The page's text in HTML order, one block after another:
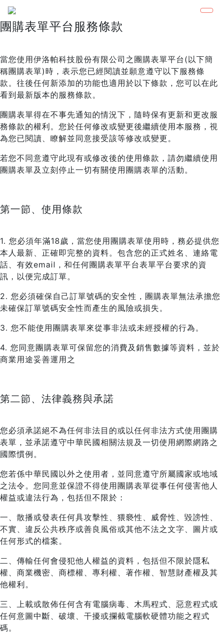
團購表單平台服務條款
當您使用伊洛帕科技股份有限公司之團購表單平台(以下簡
稱團購表單)時，表示您已經閱讀並願意遵守以下服務條
款。往後任何新添加的功能也適用於以下條款，您可以在此
看到最新版本的服務條款。
團購表單得在不事先通知的情況下，隨時保有更新和更改服
務條款的權利。您於任何修改或變更後繼續使用本服務，視
為您已閱讀、瞭解並同意接受該等修改或變更。
若您不同意遵守此現有或修改後的使用條款，請勿繼續使用
團購表單及立刻停止一切有關使用團購表單的活動。
第一節、使用條款
1. 您必須年滿18歲，當您使用團購表單使用時，務必提供您
本人最新、正確即完整的資料。包含您的正式姓名、連絡電
話、有效email，和任何團購表單平台表單平台要求的資
訊，以便完成訂單。
2. 您必須確保自己訂單號碼的安全性，團購表單無法承擔您
未確保訂單號碼安全性而產生的風險或損失。
3. 您不能使用團購表單來從事非法或未經授權的行為。
4. 您同意團購表單可保留您的消費及銷售數據等資料，並於
商業用途妥善運用之
第二節、法律義務與承諾
您必須承諾絕不為任何非法目的或以任何非法方式使用團購
表單，並承諾遵守中華民國相關法規及一切使用網際網路之
國際慣例。
您若係中華民國以外之使用者，並同意遵守所屬國家或地域
之法令。您同意並保證不得使用團購表單從事任何侵害他人
權益或違法行為，包括但不限於：
一、散播或發表任何具攻擊性、猥褻性、威脅性、毀謗性、
不實、違反公共秩序或善良風俗或其他不法之文字、圖片或
任何形式的檔案。
二、傳輸任何會侵犯他人權益的資料，包括但不限於隱私
權、商業機密、商標權、專利權、著作權、智慧財產權及其
他權利。
三、上載或散佈任何含有電腦病毒、木馬程式、惡意程式或
任何意圖中斷、破壞、干擾或攔截電腦軟硬體功能之程式
碼。